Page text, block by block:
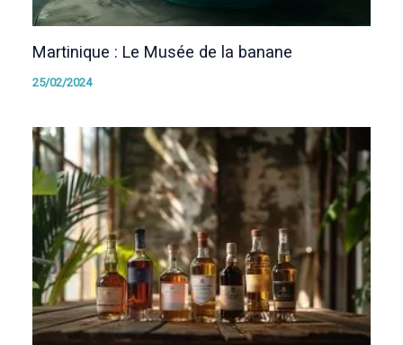
Martinique : Le Musée de la banane
25/02/2024